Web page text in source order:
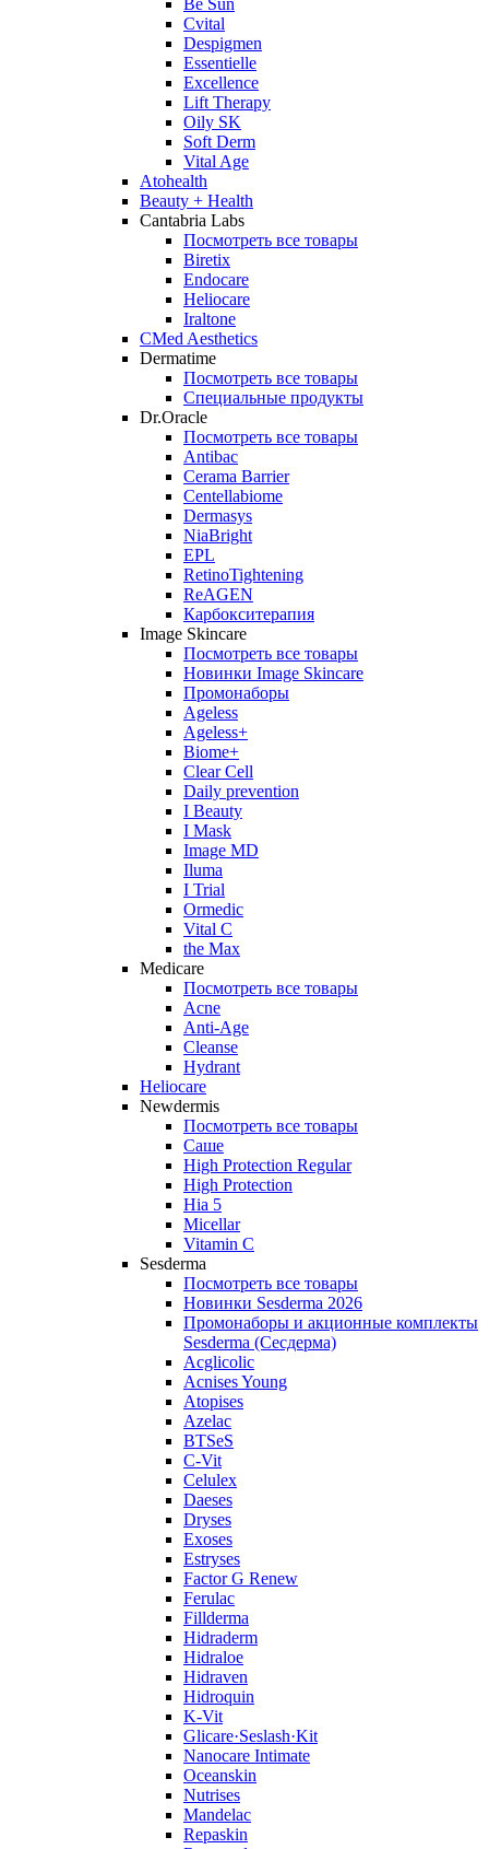
Be Sun
Cvital
Despigmen
Essentielle
Excellence
Lift Therapy
Oily SK
Soft Derm
Vital Age
Atohealth
Beauty + Health
Cantabria Labs
Посмотреть все товары
Biretix
Endocare
Heliocare
Iraltone
CMed Aesthetics
Dermatime
Посмотреть все товары
Специальные продукты
Dr.Oracle
Посмотреть все товары
Antibac
Cerama Barrier
Centellabiome
Dermasys
NiaBright
EPL
RetinoTightening
ReAGEN
Карбокситерапия
Image Skincare
Посмотреть все товары
Новинки Image Skincare
Промонаборы
Ageless
Ageless+
Biome+
Clear Cell
Daily prevention
I Beauty
I Mask
Image MD
Iluma
I Trial
Ormedic
Vital C
the Max
Medicare
Посмотреть все товары
Acne
Anti‑Age
Cleanse
Hydrant
Heliocare
Newdermis
Посмотреть все товары
Саше
High Protection Regular
High Protection
Hia 5
Micellar
Vitamin C
Sesderma
Посмотреть все товары
Новинки Sesderma 2026
Промонаборы и акционные комплекты
Sesderma (Сесдерма)
Acglicolic
Acnises Young
Atopises
Azelac
BTSeS
C‑Vit
Celulex
Daeses
Dryses
Exoses
Estryses
Factor G Renew
Ferulac
Fillderma
Hidraderm
Hidraloe
Hidraven
Hidroquin
K-Vit
Glicare·Seslash·Kit
Nanocare Intimate
Oceanskin
Nutrises
Mandelac
Repaskin